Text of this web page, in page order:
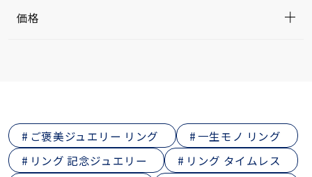
価格
ご褒美ジュエリー リング
一生モノ リング
リング 記念ジュエリー
リング タイムレス